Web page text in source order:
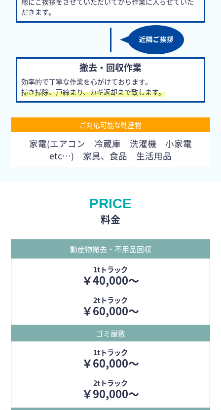
だきます。
撤去・回収作業
効率的で丁寧な作業を心がけております。
掃き掃除、戸締まり、カギ返却まで致します。
ご対応可能な動産物
家電(エアコン 冷蔵庫 洗濯機 小家電
etc…) 家具、食品 生活用品
PRICE
料金
動産物撤去・不用品回収
1tトラック
￥40,000～
2tトラック
￥60,000〜
ゴミ屋敷
1tトラック
￥60,000〜
2tトラック
￥90,000〜